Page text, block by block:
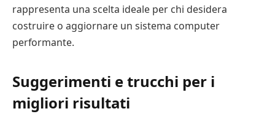
rappresenta una scelta ideale per chi desidera
costruire o aggiornare un sistema computer
performante.
Suggerimenti e trucchi per i
migliori risultati